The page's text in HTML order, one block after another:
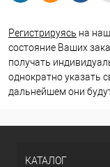
Регистрируясь на
состояние Ваших
получать
однократно указать
дальнейшем они
КАТАЛОГ